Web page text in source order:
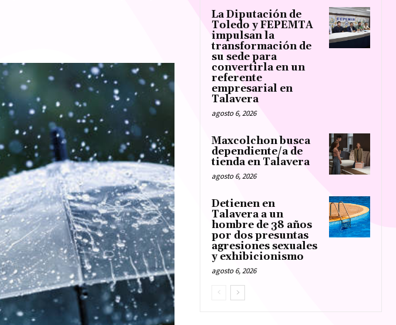
La Diputación de
Toledo y FEPEMTA
impulsan la
transformación de
su sede para
convertirla en un
referente
empresarial en
Talavera
agosto 6, 2026
Maxcolchon busca
dependiente/a de
tienda en Talavera
agosto 6, 2026
Detienen en
Talavera a un
hombre de 38 años
por dos presuntas
agresiones sexuales
y exhibicionismo
agosto 6, 2026